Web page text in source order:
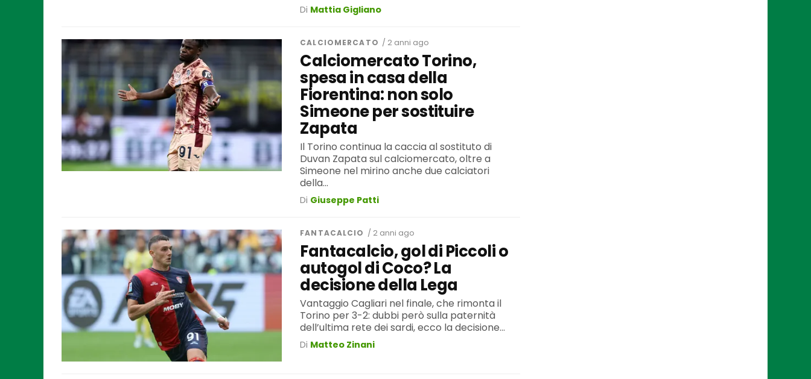
Di Mattia Gigliano
CALCIOMERCATO / 2 anni ago
Calciomercato Torino,
spesa in casa della
Fiorentina: non solo
Simeone per sostituire
Zapata
Il Torino continua la caccia al sostituto di
Duvan Zapata sul calciomercato, oltre a
Simeone nel mirino anche due calciatori
della...
Di Giuseppe Patti
FANTACALCIO / 2 anni ago
Fantacalcio, gol di Piccoli o
autogol di Coco? La
decisione della Lega
Vantaggio Cagliari nel finale, che rimonta il
Torino per 3-2: dubbi però sulla paternità
dell’ultima rete dei sardi, ecco la decisione...
Di Matteo Zinani